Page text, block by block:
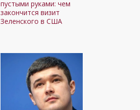
пустыми руками: чем
закончится визит
Зеленского в США